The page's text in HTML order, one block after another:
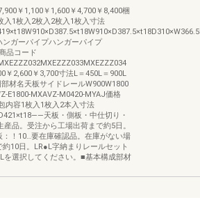
￥1,100￥1,600￥4,700￥8,400梱
入1枚入2枚入2枚入1枚入寸法
ガーパイプハンガーパイプ
品コード
￥2,600￥3,700寸法L＝450L＝900L
材名天板サイドレールW900W1800
E1800-MXAVZ-M0420-MYAJ価格
内容1枚入1枚入2本入寸法
天板・側板・中仕切り・
品。受注から工場出荷まで約5日。
！10…要在庫確認品。在庫がない場
10日。LR●L字納まりレールセット
を選択してください。■基本構成部材